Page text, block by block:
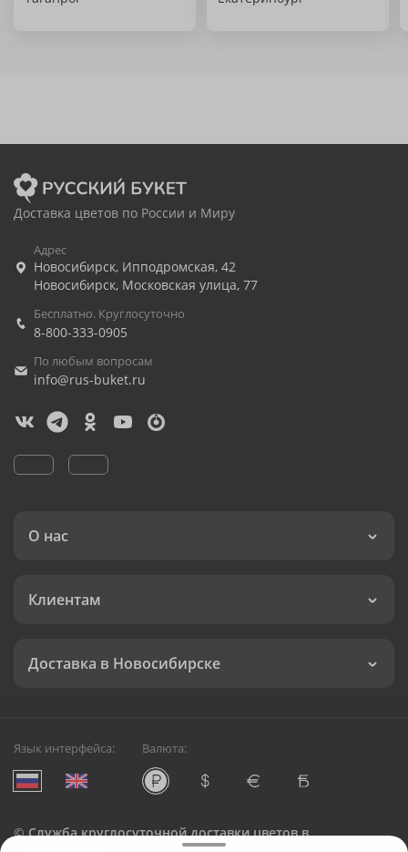
Доставка цветов по России и Миру
Адрес
Новосибирск, Ипподромская, 42
Новосибирск, Московская улица, 77
Бесплатно. Круглосуточно
8-800-333-0905
По любым вопросам
info@rus-buket.ru
О нас
Клиентам
Доставка в Новосибирске
Язык интерфейса: Валюта:
©Служба круглосуточной доставки цветов в